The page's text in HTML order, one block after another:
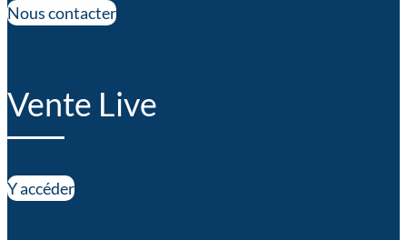
Nous contacter
Vente Live
Y accéder